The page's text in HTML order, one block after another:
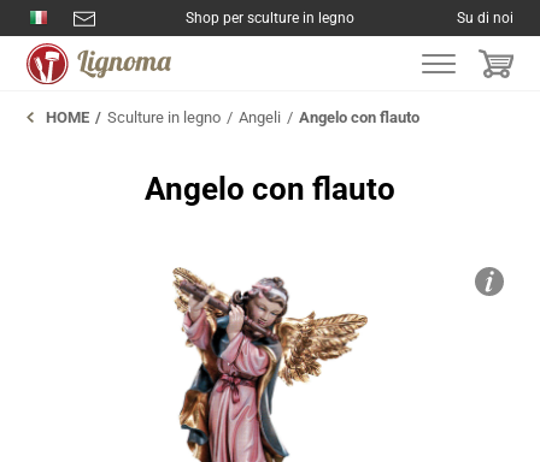
Shop per sculture in legno Su di noi
HOME Sculture in legno Angeli Angelo con flauto
Angelo con flauto